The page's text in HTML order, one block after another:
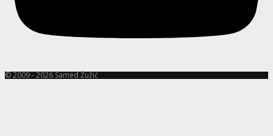
© 2009 - 2026 Samed Žužić